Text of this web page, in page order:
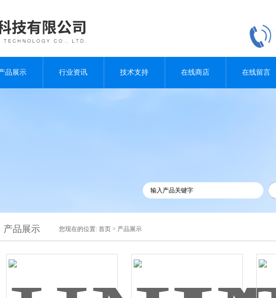
品展示 行业资讯 技术支持 在线商店 在线留言
产品展示 您现在的位置: 首页 > 产品展示